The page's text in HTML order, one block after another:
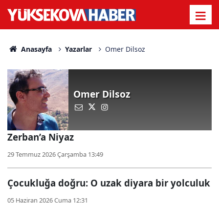
Anasayfa Yazarlar Omer Dilsoz
Omer Dilsoz
Zerban’a Niyaz
29 Temmuz 2026 Çarşamba 13:49
Çocukluğa doğru: O uzak diyara bir yolculuk
05 Haziran 2026 Cuma 12:31